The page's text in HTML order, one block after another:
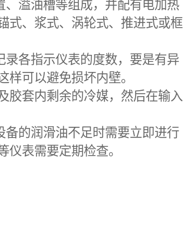
、溢油槽等组成，并配有电加热
式、浆式、涡轮式、推进式或框
录各指示仪表的度数，要是有异
可以避免损坏内壁。
胶套内剩余的冷媒，然后在输入
备的润滑油不足时需要立即进行
表需要定期检查。